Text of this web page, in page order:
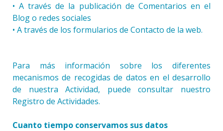
• A través de la publicación de Comentarios en el
Blog o redes sociales
• A través de los formularios de Contacto de la web.
Para más información sobre los diferentes
mecanismos de recogidas de datos en el desarrollo
de nuestra Actividad, puede consultar nuestro
Registro de Actividades.
Cuanto tiempo conservamos sus datos